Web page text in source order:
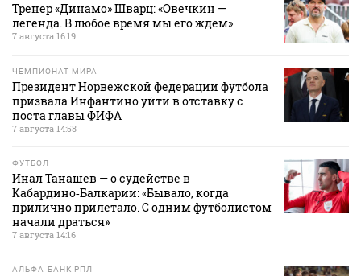
Тренер «Динамо» Шварц: «Овечкин —
легенда. В любое время мы его ждем»
7 августа 16:19
ЧЕМПИОНАТ МИРА
Президент Норвежской федерации футбола
призвала Инфантино уйти в отставку с
поста главы ФИФА
7 августа 14:58
ФУТБОЛ
Инал Танашев — о судействе в
Кабардино‑Балкарии: «Бывало, когда
прилично прилетало. С одним футболистом
начали драться»
7 августа 14:16
АЛЬФА-БАНК РПЛ